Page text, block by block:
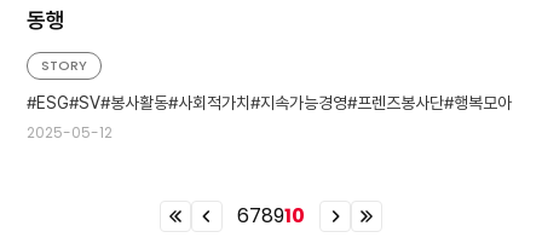
동행
2025-05-12
STORY
ESG SV 봉사활동 사회적가치 지속가능경영 프렌즈봉사단 행복모아
이
이
678910
이
이